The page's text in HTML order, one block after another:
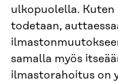
ulkopuolella. Kuten
todetaan,
samalla myös
ilmastorahoitus on